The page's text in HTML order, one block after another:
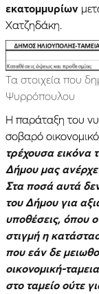
εκατομμυρίων
Χατζηδάκη.
Τα στοιχεία που
Ψυρρόπουλου
Η παράταξη του
σοβαρό
τρέχουσα εικόνα
Δήμου μας
Στα ποσά αυτά
του Δήμου για
υποθέσεις, όπου
στιγμή η
που εάν δε
οικονομική-
στο ταμείο ούτε